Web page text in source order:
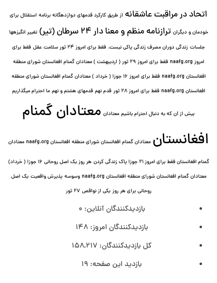
اتحاد در مراقبت عاشقانه از طریق کارکرد قدمهای دوازده⁯گانه برنامه استقلال برای
خودمان و دیگران ترازنامه منظم و معنا دار ٢۴ سرطان (تیر)
تغییر انگیزه⁯ها
جلسات زندگی دوران مصرف زندگی پاکی نیست. فقط برای امروز 24 ثور سلامت عقل
فقط برای
امروز naafg.org
فقط برای امروز ٢٩ ثور ( اردیبهشت ) معتادان گمنام افغانستان شورای منطقه
افغانستان naafg.org
فقط برای امروز ۱۶ جوزا ( خرداد ) معتادان گمنام افغانستان شورای منطقه
افغانستان naafg.org
فقط برای امروز ۲۸ ثور قدم نهم قدمهای هشتم و نهم ما احترام میگذاریم
بیش از آن که به دنبال احترام باشیم معتادان معتادان گمنام
افغانستان معتادان گمنام افغانستان شورای منطقه افغانستان naafg.org معتادان
گمنام افغانستان فقط برای امروز ۲۱ جوزا پاک زندگی کردن
هر روز یک اصل روحانی ۱۶ جوزا ( خرداد)
معتادان گمنام افغانستان شورای منطقه افغانستان naafg.org
وسوسه پذيرش واقعیت یک اصل
روحانی برای هر روز یکی از نواقص ۲۷ ثور
بازدیدکنندگان آنلاین: 0
بازدیدکنندگان امروز: 148
کل بازدیدکنند‌گان: 158,217
بازدید این صفحه: 19